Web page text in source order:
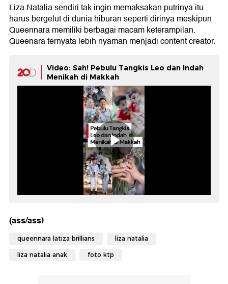
Liza Natalia sendiri tak ingin memaksakan putrinya itu
harus bergelut di dunia hiburan seperti dirinya meskipun
Queennara memiliki berbagai macam keterampilan.
Queenara ternyata lebih nyaman menjadi content creator.
Video: Sah! Pebulu Tangkis Leo dan Indah
Menikah di Makkah
(ass/ass)
queennara latiza brillians liza natalia
liza natalia anak foto ktp